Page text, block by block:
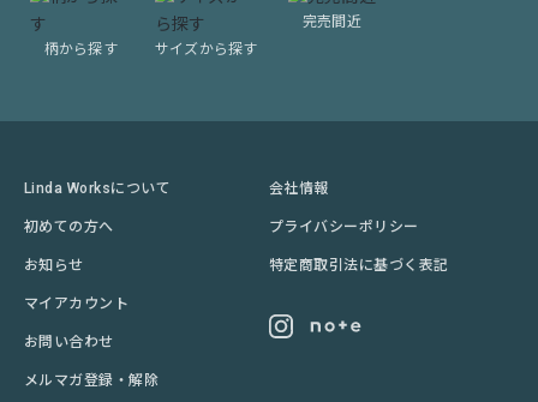
柄から探す サイズから探す
完売間近
Linda Worksについて
初めての方へ
お知らせ
マイアカウント
お問い合わせ
メルマガ登録・解除
会社情報
プライバシーポリシー
特定商取引法に基づく表記